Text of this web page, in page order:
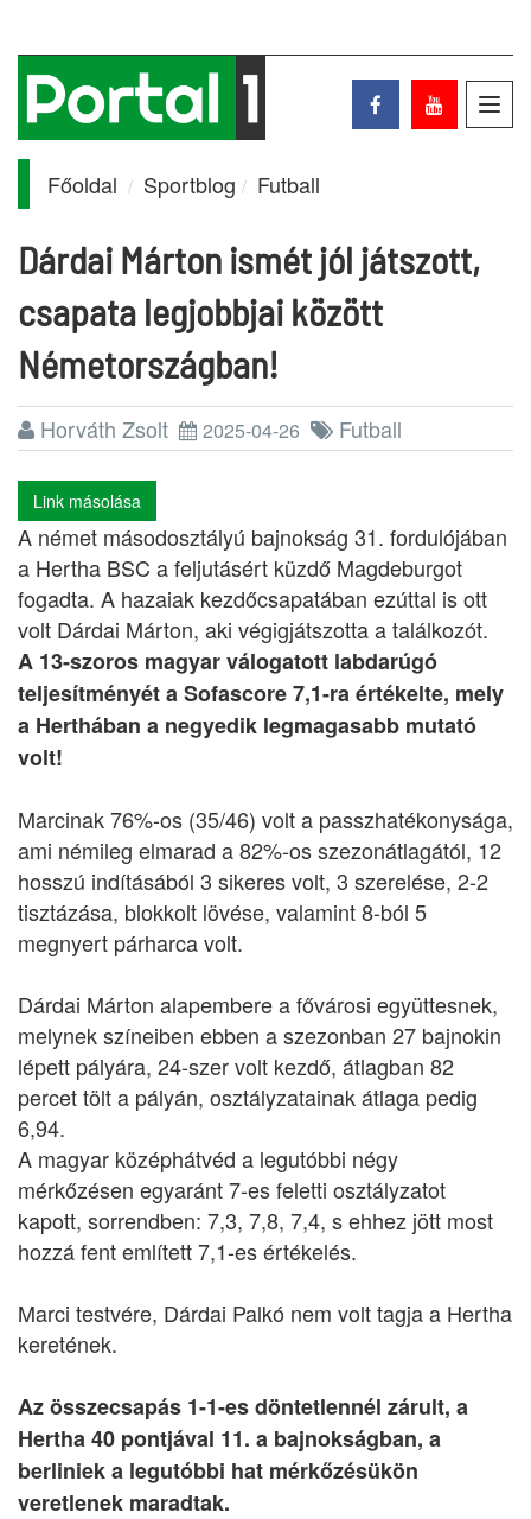
Főoldal Sportblog Futball
Dárdai Márton ismét jól játszott,
csapata legjobbjai között
Németországban!
Horváth Zsolt 2025-04-26 Futball
Link másolása
A német másodosztályú bajnokság 31. fordulójában
a Hertha BSC a feljutásért küzdő Magdeburgot
fogadta. A hazaiak kezdőcsapatában ezúttal is ott
volt Dárdai Márton, aki végigjátszotta a találkozót.
A 13-szoros magyar válogatott labdarúgó
teljesítményét a Sofascore 7,1-ra értékelte, mely
a Herthában a negyedik legmagasabb mutató
volt!
Marcinak 76%-os (35/46) volt a passzhatékonysága,
ami némileg elmarad a 82%-os szezonátlagától, 12
hosszú indításából 3 sikeres volt, 3 szerelése, 2-2
tisztázása, blokkolt lövése, valamint 8-ból 5
megnyert párharca volt.
Dárdai Márton alapembere a fővárosi együttesnek,
melynek színeiben ebben a szezonban 27 bajnokin
lépett pályára, 24-szer volt kezdő, átlagban 82
percet tölt a pályán, osztályzatainak átlaga pedig
6,94.
A magyar középhátvéd a legutóbbi négy
mérkőzésen egyaránt 7-es feletti osztályzatot
kapott, sorrendben: 7,3, 7,8, 7,4, s ehhez jött most
hozzá fent említett 7,1-es értékelés.
Marci testvére, Dárdai Palkó nem volt tagja a Hertha
keretének.
Az összecsapás 1-1-es döntetlennél zárult, a
Hertha 40 pontjával 11. a bajnokságban, a
berliniek a legutóbbi hat mérkőzésükön
veretlenek maradtak.